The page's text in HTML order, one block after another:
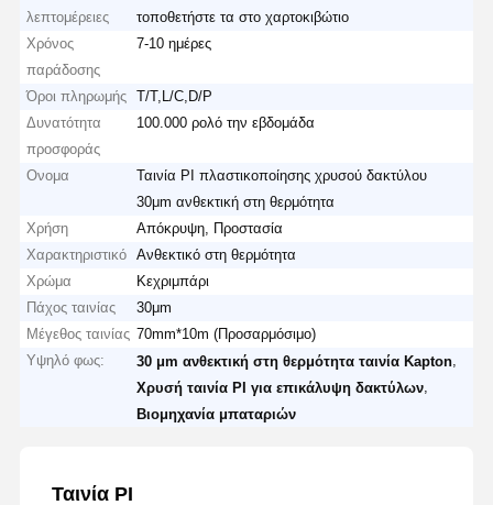
λεπτομέρειες
τοποθετήστε τα στο χαρτοκιβώτιο
Χρόνος
παράδοσης
7-10 ημέρες
Όροι πληρωμής
T/T,L/C,D/P
Δυνατότητα
προσφοράς
100.000 ρολό την εβδομάδα
Ονομα
Ταινία PI πλαστικοποίησης χρυσού δακτύλου
30μm ανθεκτική στη θερμότητα
Χρήση
Απόκρυψη, Προστασία
Χαρακτηριστικό
Ανθεκτικό στη θερμότητα
Χρώμα
Κεχριμπάρι
Πάχος ταινίας
30μm
Μέγεθος ταινίας 70mm*10m (Προσαρμόσιμο)
Υψηλό φως:
30 μm ανθεκτική στη θερμότητα ταινία Kapton
Χρυσή ταινία PI για επικάλυψη δακτύλων
Βιομηχανία μπαταριών
Ταινία PI